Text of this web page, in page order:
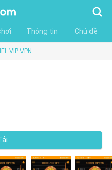
Tìm
kiếm
Thông tin Chủ đề
VIP VPN